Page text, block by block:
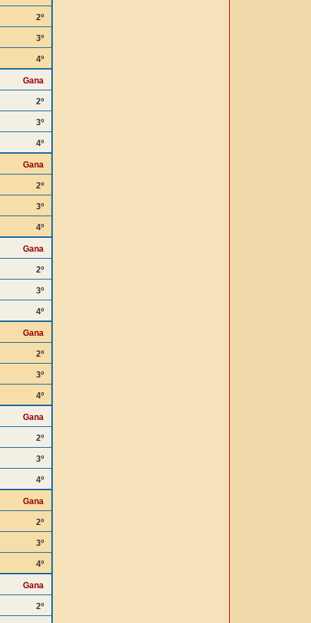
2º
3º
4º
Gana
2º
3º
4º
Gana
2º
3º
4º
Gana
2º
3º
4º
Gana
2º
3º
4º
Gana
2º
3º
4º
Gana
2º
3º
4º
Gana
2º